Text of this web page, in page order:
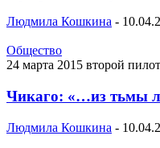
Людмила Кошкина -
Общество
24 марта 2015 второй
Чикаго: «…из тьмы
Людмила Кошкина -